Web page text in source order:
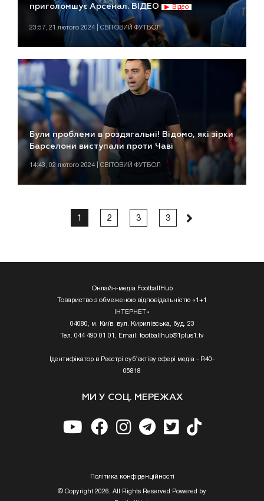
приголомшує Арсенал. ВІДЕО
Відео
23:57, 21 лютого 2024 | СВІТОВИЙ ФУТБОЛ
Були проблеми в роздягальні! Відомо, які зірки
Барселони виступали проти Чаві
14:43, 02 лютого 2024 | СВІТОВИЙ ФУТБОЛ
1 2 3 3
Онлайн-медіа FootballHub
Товариство з обмеженою відповідальністю «1+1
ІНТЕРНЕТ»
04080, м. Київ, вул. Кирилівська, буд. 23
Тел. 044 490 01 01, Email: footballhub@1plus1.tv
Ідентифікатор в Реєстрі суб’єктіву сфері медіа - R40-
05818
МИ У СОЦ. МЕРЕЖАХ
Полiтика конфiденцiйностi
© Copyright 2026, All Rights Reserved Powered by